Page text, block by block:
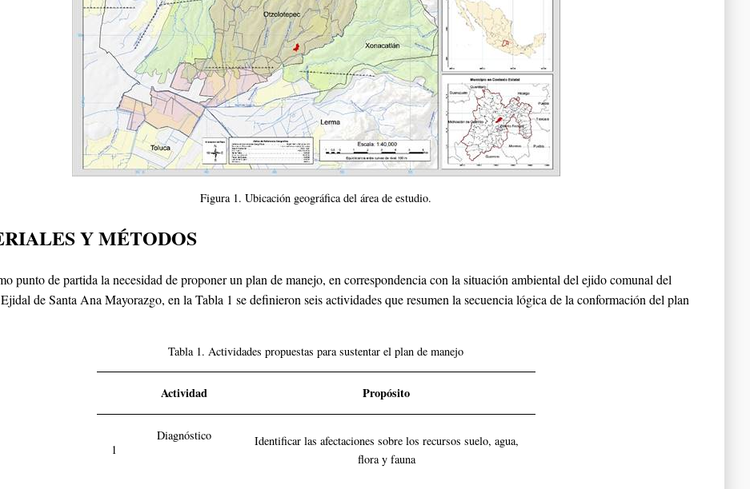
Figura 1. Ubicación geográfica del área de estudio.
Y MÉTODOS
punto de partida la necesidad de proponer un plan de manejo, en correspondencia con la situación ambiental del ejido comunal del
de Santa Ana Mayorazgo, en la Tabla 1 se definieron seis actividades que resumen la secuencia lógica de la conformación del plan
Tabla 1. Actividades propuestas para sustentar el plan de manejo
Actividad Propósito
1
Diagnóstico
Identificar las afectaciones sobre los recursos suelo, agua,
flora y fauna